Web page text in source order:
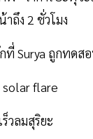
ถึง 2 ชั่วโมง
ที่ Surya ถูกทดส
solar flare
วลมสุริยะ